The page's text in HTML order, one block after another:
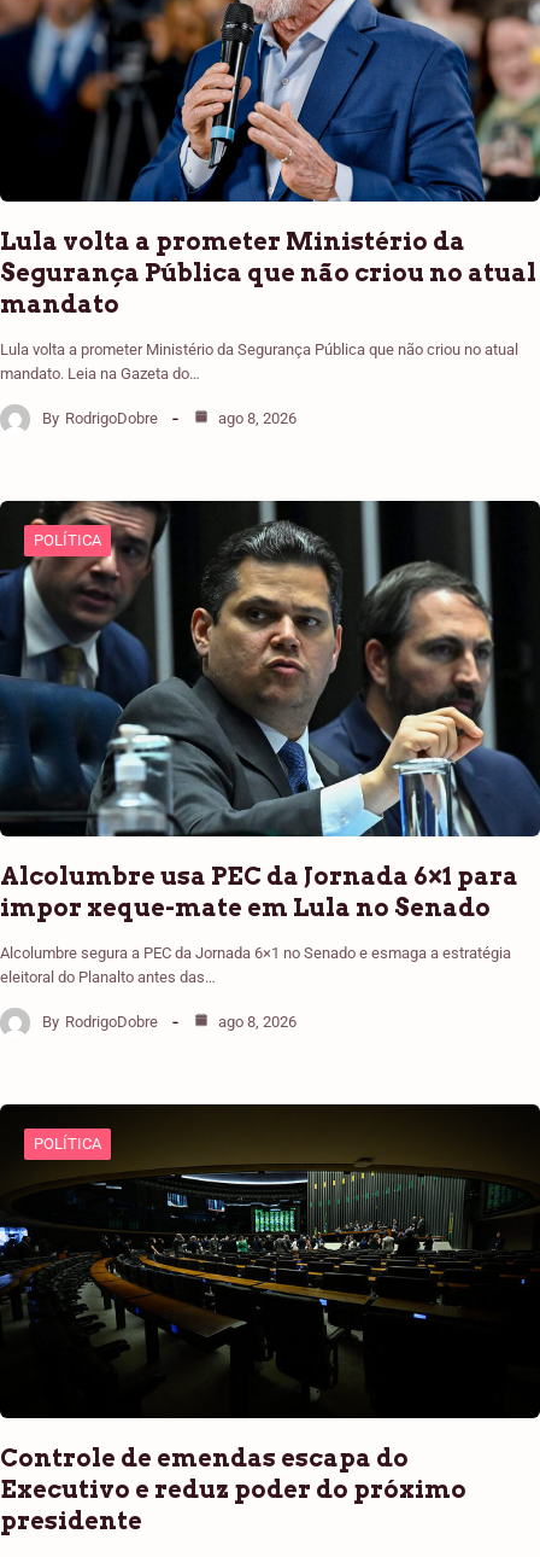
Lula volta a prometer Ministério da
Segurança Pública que não criou no atual
mandato
Lula volta a prometer Ministério da Segurança Pública que não criou no atual
mandato. Leia na Gazeta do…
By RodrigoDobre ago 8, 2026
POLÍTICA
Alcolumbre usa PEC da Jornada 6×1 para
impor xeque-mate em Lula no Senado
Alcolumbre segura a PEC da Jornada 6×1 no Senado e esmaga a estratégia
eleitoral do Planalto antes das…
By RodrigoDobre ago 8, 2026
POLÍTICA
Controle de emendas escapa do
Executivo e reduz poder do próximo
presidente